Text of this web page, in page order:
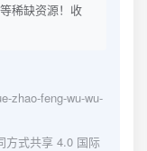
稀缺资源！收
zhao-feng-wu-wu-
方式共享 4.0 国际